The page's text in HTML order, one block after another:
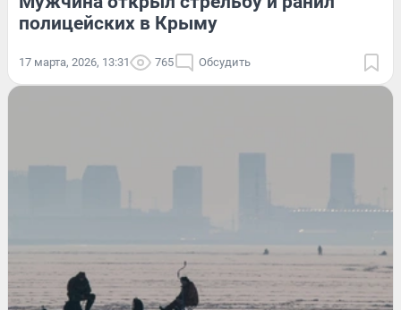
полицейских в Крыму
17 марта, 2026, 13:31 765 Обсудить